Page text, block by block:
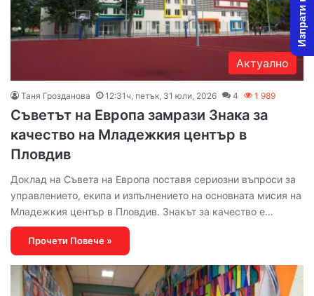
Актуално
Таня Грозданова 12:31ч, петък, 31 юли, 2026 4 1 989
Съветът на Европа замрази Знака за
качество на Младежкия център в
Пловдив
Доклад на Съвета на Европа поставя сериозни въпроси за
управлението, екипа и изпълнението на основната мисия на
Младежкия център в Пловдив. Знакът за качество е…
Прочети Повече »